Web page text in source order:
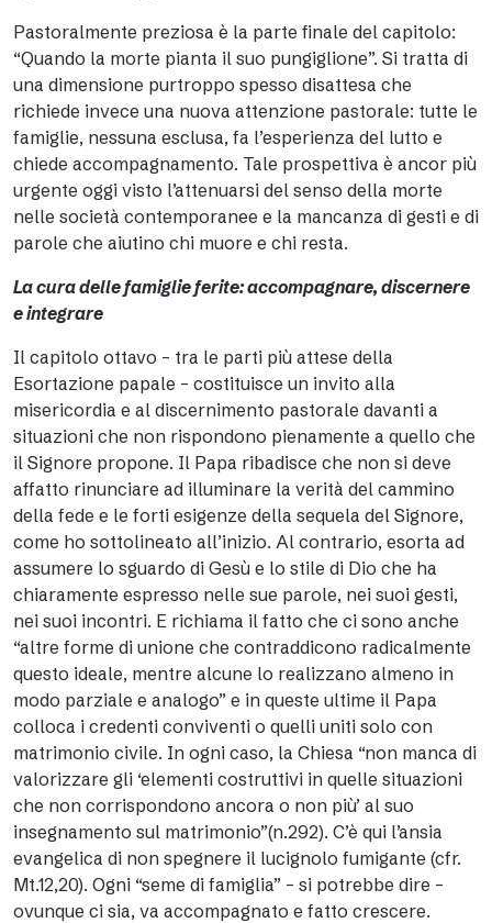
Pastoralmente preziosa è la parte finale del capitolo:
“Quando la morte pianta il suo pungiglione”. Si tratta di
una dimensione purtroppo spesso disattesa che
richiede invece una nuova attenzione pastorale: tutte le
famiglie, nessuna esclusa, fa l’esperienza del lutto e
chiede accompagnamento. Tale prospettiva è ancor più
urgente oggi visto l’attenuarsi del senso della morte
nelle società contemporanee e la mancanza di gesti e di
parole che aiutino chi muore e chi resta.
La cura delle famiglie ferite: accompagnare, discernere
e integrare
Il capitolo ottavo – tra le parti più attese della
Esortazione papale – costituisce un invito alla
misericordia e al discernimento pastorale davanti a
situazioni che non rispondono pienamente a quello che
il Signore propone. Il Papa ribadisce che non si deve
affatto rinunciare ad illuminare la verità del cammino
della fede e le forti esigenze della sequela del Signore,
come ho sottolineato all’inizio. Al contrario, esorta ad
assumere lo sguardo di Gesù e lo stile di Dio che ha
chiaramente espresso nelle sue parole, nei suoi gesti,
nei suoi incontri. E richiama il fatto che ci sono anche
“altre forme di unione che contraddicono radicalmente
questo ideale, mentre alcune lo realizzano almeno in
modo parziale e analogo” e in queste ultime il Papa
colloca i credenti conviventi o quelli uniti solo con
matrimonio civile. In ogni caso, la Chiesa “non manca di
valorizzare gli ‘elementi costruttivi in quelle situazioni
che non corrispondono ancora o non più’ al suo
insegnamento sul matrimonio”(n.292). C’è qui l’ansia
evangelica di non spegnere il lucignolo fumigante (cfr.
Mt.12,20). Ogni “seme di famiglia” – si potrebbe dire –
ovunque ci sia, va accompagnato e fatto crescere.